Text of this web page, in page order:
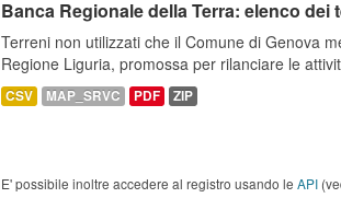
Banca Regionale della Terra: elenco dei
Terreni non utilizzati che il Comune di Genova
Regione Liguria, promossa per rilanciare le
CSV MAP_SRVC PDF ZIP
E' possibile inoltre accedere al registro usando le API